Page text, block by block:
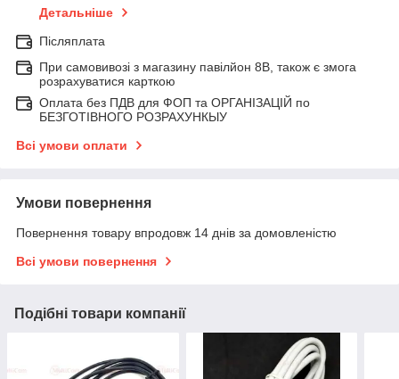
Детальніше
Післяплата
При самовивозі з магазину павілйон 8В, також є змога
розрахуватися карткою
Оплата без ПДВ для ФОП та ОРГАНІЗАЦІЙ по
БЕЗГОТІВНОГО РОЗРАХУНКЫУ
Всі умови оплати
Умови повернення
Повернення товару впродовж 14 днів за домовленістю
Всі умови повернення
Подібні товари компанії